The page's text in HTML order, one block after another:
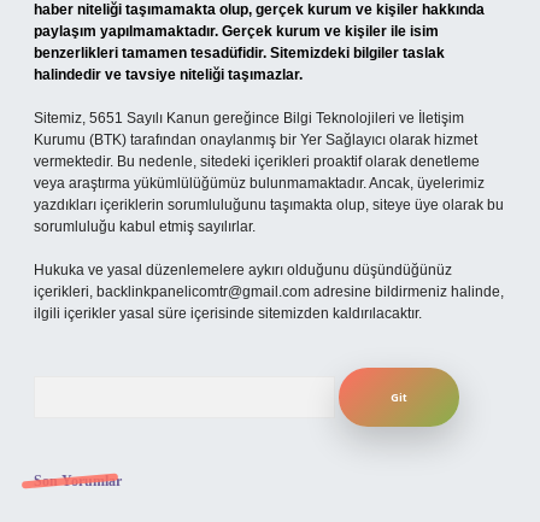
haber niteliği taşımamakta olup, gerçek kurum ve kişiler hakkında
paylaşım yapılmamaktadır. Gerçek kurum ve kişiler ile isim
benzerlikleri tamamen tesadüfidir. Sitemizdeki bilgiler taslak
halindedir ve tavsiye niteliği taşımazlar.
Sitemiz, 5651 Sayılı Kanun gereğince Bilgi Teknolojileri ve İletişim
Kurumu (BTK) tarafından onaylanmış bir Yer Sağlayıcı olarak hizmet
vermektedir. Bu nedenle, sitedeki içerikleri proaktif olarak denetleme
veya araştırma yükümlülüğümüz bulunmamaktadır. Ancak, üyelerimiz
yazdıkları içeriklerin sorumluluğunu taşımakta olup, siteye üye olarak bu
sorumluluğu kabul etmiş sayılırlar.
Hukuka ve yasal düzenlemelere aykırı olduğunu düşündüğünüz
içerikleri, backlinkpanelicomtr@gmail.com adresine bildirmeniz halinde,
ilgili içerikler yasal süre içerisinde sitemizden kaldırılacaktır.
Son Yorumlar